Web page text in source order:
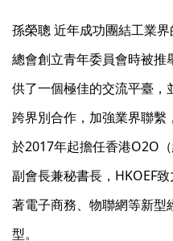
孫榮聰 近年成功團結工業
總會創立青年委員會時被推
供了一個極佳的交流平臺
跨界別合作，加強業界聯
於2017年起擔任香港O2O
副會長兼秘書長，HKOEF
著電子商務、物聯網等新
型。